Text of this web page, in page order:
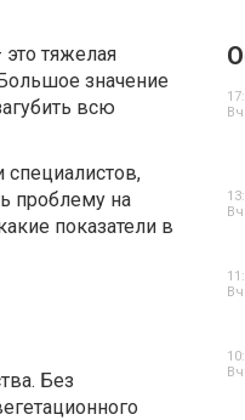
тяжелая
значение
всю
специалистов,
проблему на
показатели в
Без